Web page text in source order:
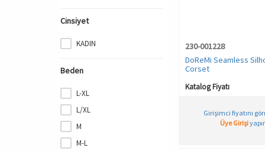
KÜLOT & BOXER
KÜLOT & BOXER
Külotlu Çorap
Minimizer/Toparlayıcı
SPOR & OUTDOOR
SPOR & OUTDOOR
SPOR ATLET
SPOR SWEATSHIRT
Cinsiyet
KADIN
Beden
L-XL
L/XL
M
M-L
230-001228
DoReMi Seamless
Corset
Katalog Fiyatı
Girişimci fiyatını
Üye Girişi